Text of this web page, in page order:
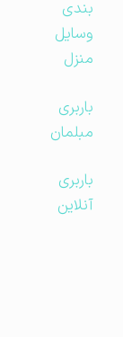
بندی
وسایل
منزل
باربری
مبلمان
باربری
آنلاین